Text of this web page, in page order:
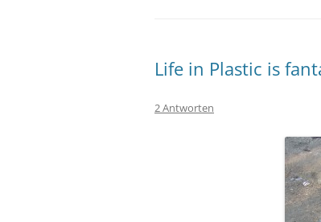
Life in Plastic is
2 Antworten